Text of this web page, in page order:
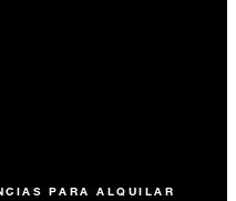
PARA ALQUILAR